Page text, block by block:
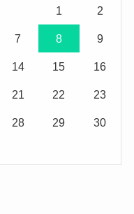
1 2
7 8 9
14 15 16
21 22 23
28 29 30